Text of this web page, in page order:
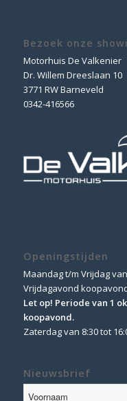
Bezoek onze
Motorhuis De Valkenier
Dr. Willem Dreeslaan 10
3771 RW Barneveld
0342-416566
Openingstijden
Maandag t/m Vrijdag
Vrijdagavond
Let op! Periode van 1
koopavond.
Zaterdag van 8:30 tot
Nieuwsbrief